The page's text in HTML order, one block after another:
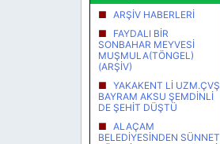
ARŞİV HABERLERİ
FAYDALI BİR
SONBAHAR MEYVESİ
MUŞMULA(TÖNGEL)
(ARŞİV)
YAKAKENT Lİ UZM.ÇVŞ
BAYRAM AKSU ŞEMDİNLİ
DE ŞEHİT DÜŞTÜ
ALAÇAM
BELEDİYESİNDEN SÜNNET